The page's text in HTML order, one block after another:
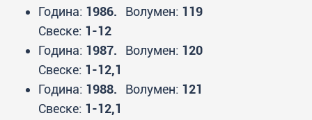
Година: 1986. Волумен: 119
Свеске: 1-12
Година: 1987. Волумен: 120
Свеске: 1-12,1
Година: 1988. Волумен: 121
Свеске: 1-12,1